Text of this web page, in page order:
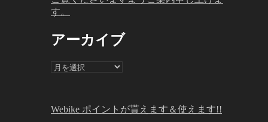
す。
アーカイブ
ア
イ
ブ
Webike ポイントが貰えます＆使えます!!